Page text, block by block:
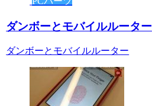
ダンボーとモバイルルーター
ダンボーとモバイルルーター